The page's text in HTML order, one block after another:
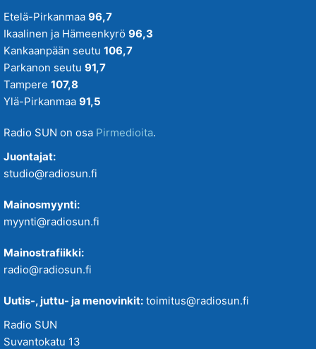
Etelä-Pirkanmaa 96,7
Ikaalinen ja Hämeenkyrö 96,3
Kankaanpään seutu 106,7
Parkanon seutu 91,7
Tampere 107,8
Ylä-Pirkanmaa 91,5
Radio SUN on osa Pirmedioita.
Juontajat:
studio@radiosun.fi
Mainosmyynti:
myynti@radiosun.fi
Mainostrafiikki:
radio@radiosun.fi
Uutis-, juttu- ja menovinkit: toimitus@radiosun.fi
Radio SUN
Suvantokatu 13